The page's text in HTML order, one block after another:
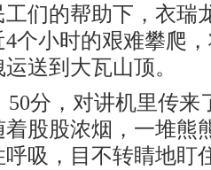
们的帮助下，衣瑞
个小时的艰难攀爬
送到大瓦山顶。
分，对讲机里传来
股股浓烟，一堆熊
吸，目不转睛地盯